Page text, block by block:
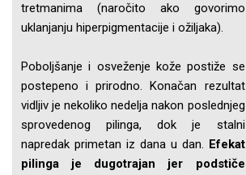
tretmanima (naročito ako govorimo
uklanjanju hiperpigmentacije i ožiljaka).
Poboljšanje i osveženje kože postiže se
postepeno i prirodno. Konačan rezultat
vidljiv je nekoliko nedelja nakon poslednjeg
sprovedenog pilinga, dok je stalni
napredak primetan iz dana u dan. Efekat
pilinga je dugotrajan jer podstiče